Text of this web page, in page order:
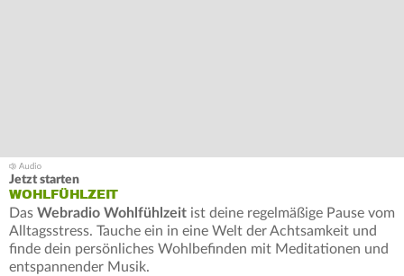
Jetzt starten
WOHLFÜHLZEIT
Das Webradio Wohlfühlzeit ist deine regelmäßige Pause vom
Alltagsstress. Tauche ein in eine Welt der Achtsamkeit und
finde dein persönliches Wohlbefinden mit Meditationen und
entspannender Musik.